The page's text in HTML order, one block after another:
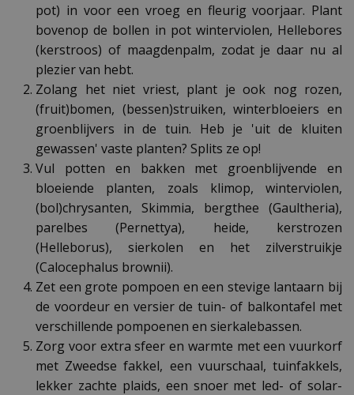
pot) in voor een vroeg en fleurig voorjaar. Plant
bovenop de bollen in pot winterviolen, Hellebores
(kerstroos) of maagdenpalm, zodat je daar nu al
plezier van hebt.
Zolang het niet vriest, plant je ook nog rozen,
(fruit)bomen, (bessen)struiken, winterbloeiers en
groenblijvers in de tuin. Heb je 'uit de kluiten
gewassen' vaste planten? Splits ze op!
Vul potten en bakken met groenblijvende en
bloeiende planten, zoals klimop, winterviolen,
(bol)chrysanten, Skimmia, bergthee (Gaultheria),
parelbes (Pernettya), heide, kerstrozen
(Helleborus), sierkolen en het zilverstruikje
(Calocephalus brownii).
Zet een grote pompoen en een stevige lantaarn bij
de voordeur en versier de tuin- of balkontafel met
verschillende pompoenen en sierkalebassen.
Zorg voor extra sfeer en warmte met een vuurkorf
met Zweedse fakkel, een vuurschaal, tuinfakkels,
lekker zachte plaids, een snoer met led- of solar-